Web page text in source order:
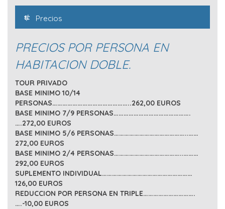
Precios
PRECIOS POR PERSONA EN
HABITACION DOBLE.
TOUR PRIVADO
BASE MINIMO 10/14
PERSONAS………………………………………..262,00 EUROS
BASE MINIMO 7/9 PERSONAS……………………………………….
….272,00 EUROS
BASE MINIMO 5/6 PERSONAS……………………………………..……
272,00 EUROS
BASE MINIMO 2/4 PERSONAS…………………………………..………
292,00 EUROS
SUPLEMENTO INDIVIDUAL………………………………………………
126,00 EUROS
REDUCCION POR PERSONA EN TRIPLE………………………….
….-10,00 EUROS